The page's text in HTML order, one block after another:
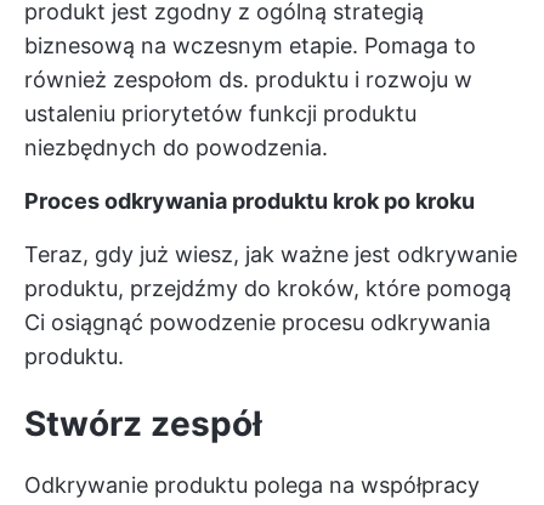
produkt jest zgodny z ogólną strategią
biznesową na wczesnym etapie. Pomaga to
również zespołom ds. produktu i rozwoju w
ustaleniu priorytetów funkcji produktu
niezbędnych do powodzenia.
Proces odkrywania produktu krok po kroku
Teraz, gdy już wiesz, jak ważne jest odkrywanie
produktu, przejdźmy do kroków, które pomogą
Ci osiągnąć powodzenie procesu odkrywania
produktu.
Stwórz zespół
Odkrywanie produktu polega na współpracy